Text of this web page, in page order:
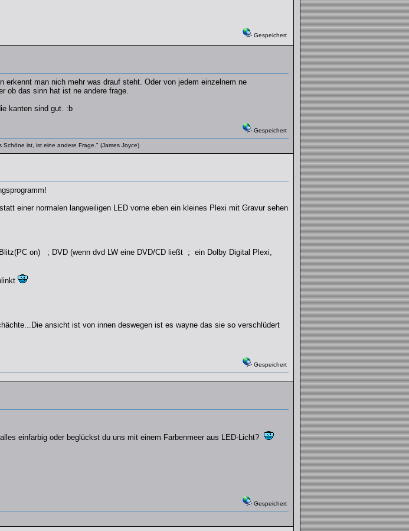
Gespeichert
erkennt man nich mehr was drauf steht. Oder von jedem einzelnem ne
ob das sinn hat ist ne andere frage.
kanten sind gut. :b
Gespeichert
ist, ist eine andere Frage." (James Joyce)
einer normalen langweiligen LED vorne eben ein kleines Plexi mit Gravur sehen
on) ; DVD (wenn dvd LW eine DVD/CD ließt ; ein Dolby Digital Plexi,
ansicht ist von innen deswegen ist es wayne das sie so verschlüdert
Gespeichert
einfarbig oder beglückst du uns mit einem Farbenmeer aus LED-Licht?
Gespeichert